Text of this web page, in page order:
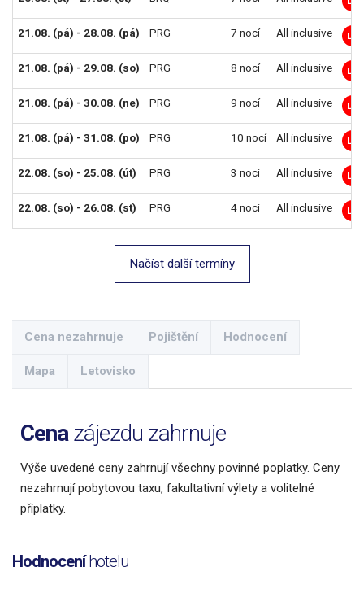
21.08. (pá) - 28.08. (pá) PRG 7 nocí All inclusive LM
21.08. (pá) - 29.08. (so) PRG 8 nocí All inclusive LM
21.08. (pá) - 30.08. (ne) PRG 9 nocí All inclusive LM
21.08. (pá) - 31.08. (po) PRG 10 nocí All inclusive LM
22.08. (so) - 25.08. (út) PRG 3 noci All inclusive LM
22.08. (so) - 26.08. (st) PRG 4 noci All inclusive LM
Načíst další termíny
Cena nezahrnuje Pojištění Hodnocení
Mapa Letovisko
Cenazájezdu zahrnuje
Výše uvedené ceny zahrnují všechny povinné poplatky. Ceny
nezahrnují pobytovou taxu, fakultativní výlety a volitelné
příplatky.
Hodnoceníhotelu